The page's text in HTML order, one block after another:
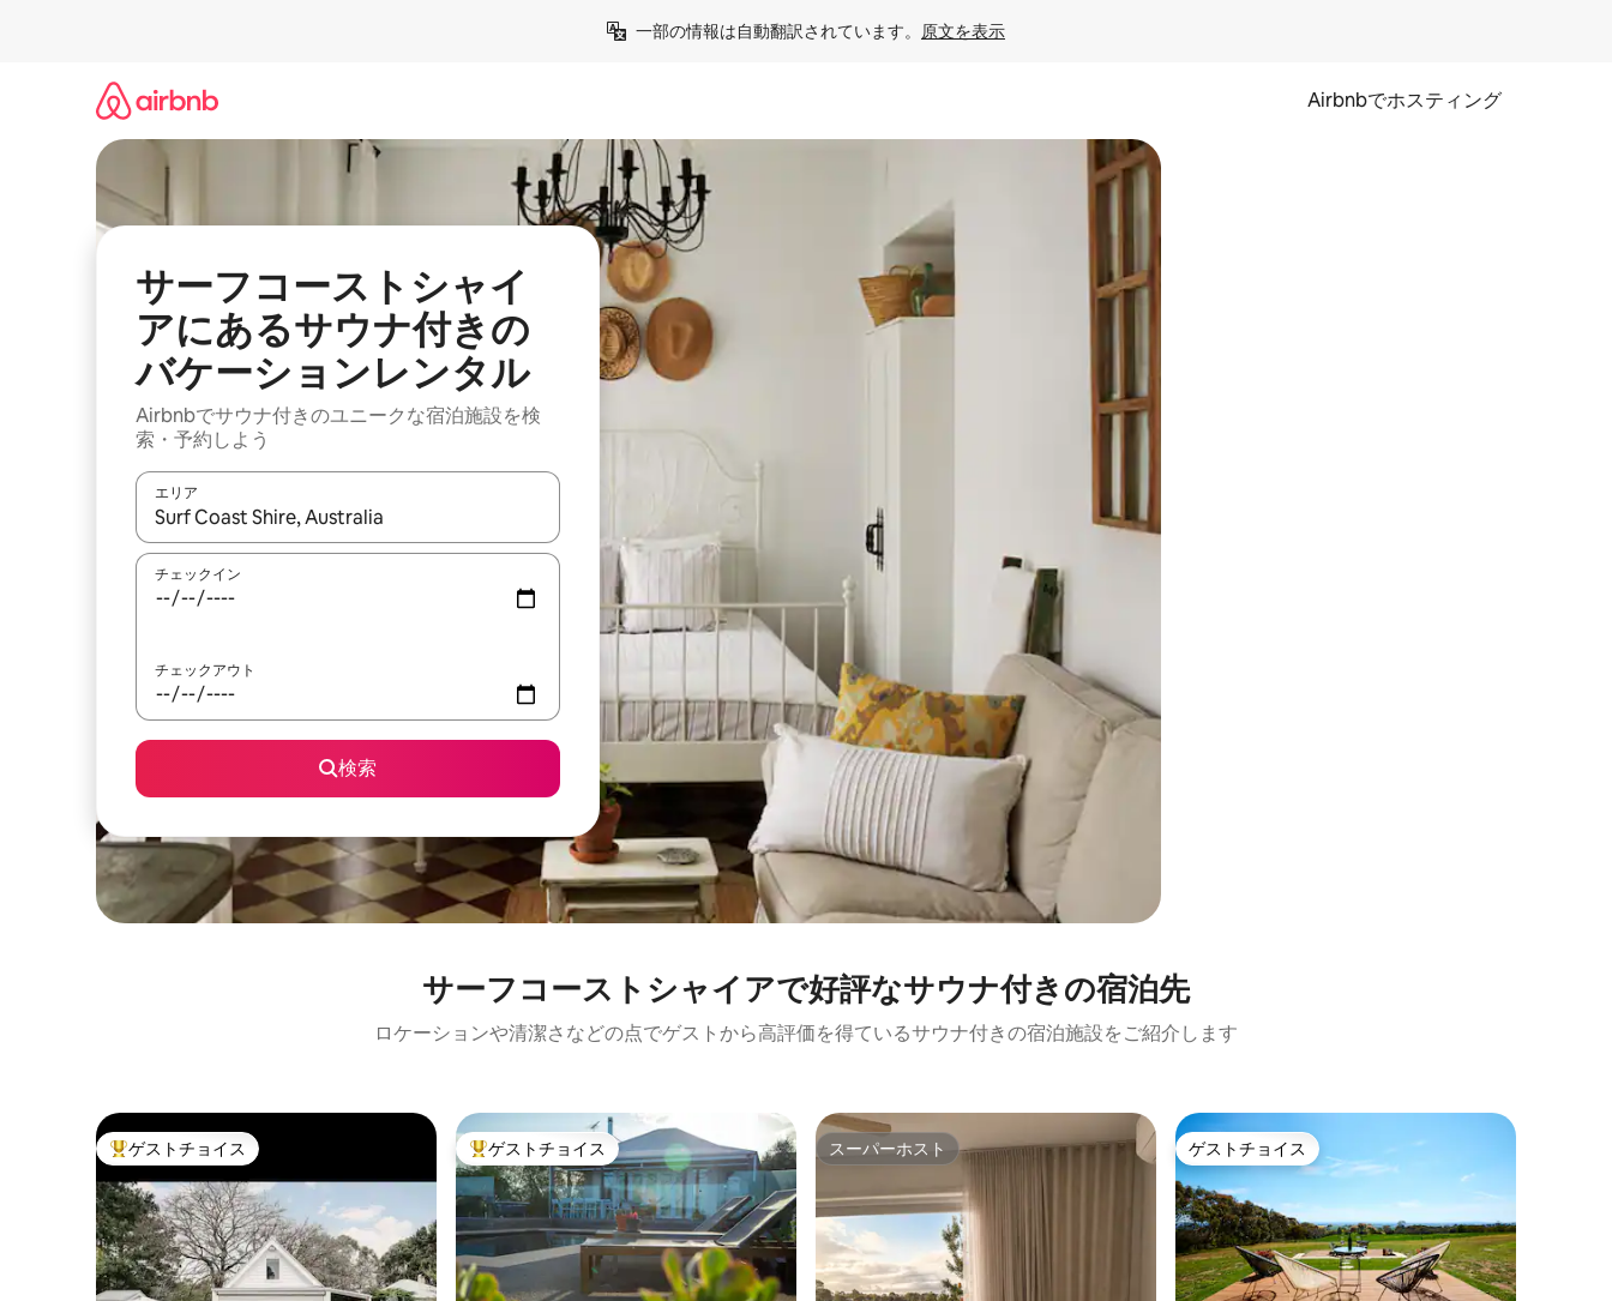
一部の情報は自動翻訳されています。 原文を表示
Airbnbでホスティング
サーフコーストシャイ
アにあるサウナ付きの
バケーションレンタル
Airbnbでサウナ付きのユニークな宿泊施設を検
索・予約しよう
エリア
検索結果が表示されたら、上下の矢印キーを使って移動するか、画面をタッチまたはスワイプして検索結果を確認することができます。
チェックイン
チェックアウト
検索
サーフコーストシャイアで好評なサウナ付きの宿泊先
ロケーションや清潔さなどの点でゲストから高評価を得ているサウナ付きの宿泊施設をご紹介します
大好評のゲストチョイスです。
ゲストチョイス 大好評のゲストチョイスです。
ゲストチョイス スーパーホスト
スーパーホスト ゲストチョイス
ゲストチョイス